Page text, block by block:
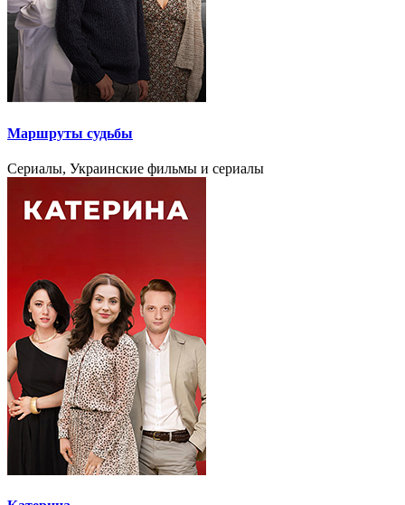
Маршруты судьбы
Сериалы, Украинские фильмы и сериалы